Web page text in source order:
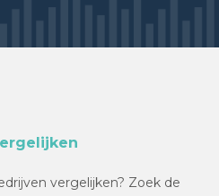
vergelijken? Zoek de